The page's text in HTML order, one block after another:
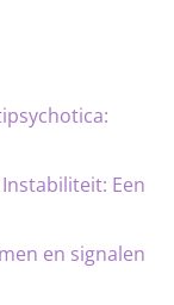
Een
en signalen